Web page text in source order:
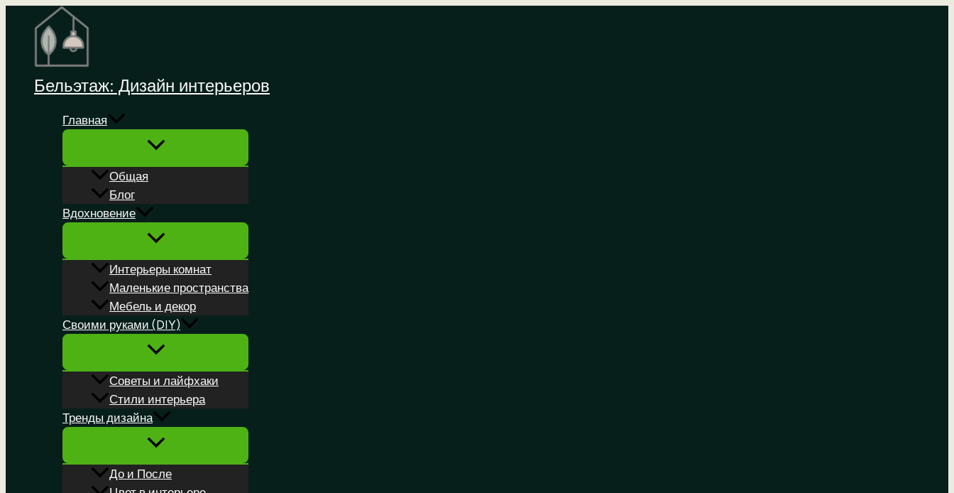
Перейти
содержимому
Бельэтаж: Дизайн интерьеров
Главная
Общая
Блог
Вдохновение
Интерьеры комнат
Маленькие пространства
Мебель и декор
Своими руками (DIY)
Советы и лайфхаки
Стили интерьера
Тренды дизайна
До и После